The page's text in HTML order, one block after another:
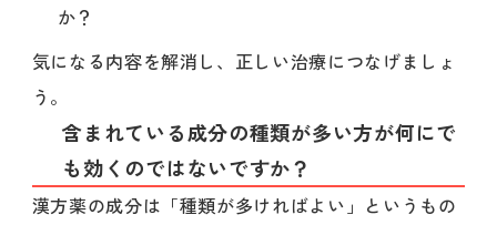
か？
気になる内容を解消し、正しい治療につなげましょ
う。
含まれている成分の種類が多い方が何にで
も効くのではないですか？
漢方薬の成分は「種類が多ければよい」というもの